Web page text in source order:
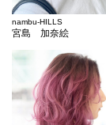
nambu-HILLS
宮島 加奈絵